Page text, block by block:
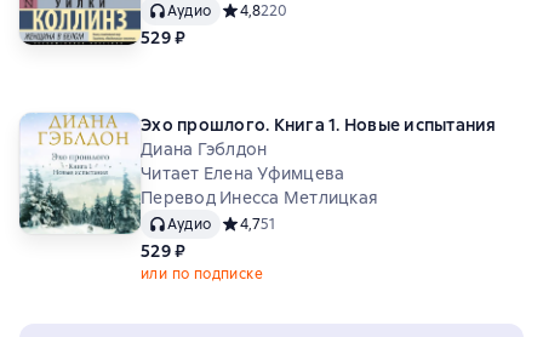
Аудио Средний рейтинг 4,8 на основе 220 оценок
4,8220
529 ₽
Эхо прошлого. Книга 1. Новые испытания
Диана Гэблдон
Читает Елена Уфимцева
Перевод Инесса Метлицкая
Аудио Средний рейтинг 4,7 на основе 51 оценок
4,751
529 ₽
или по подписке